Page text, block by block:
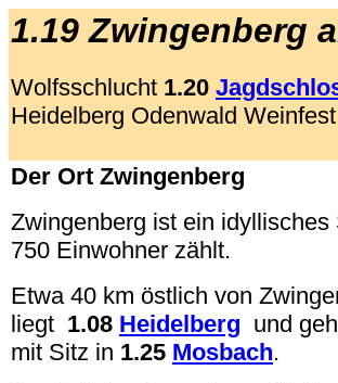
1.19 Zwingenberg
Wolfsschlucht 1.20
Heidelberg Odenwald
Der Ort Zwingenberg
Zwingenberg ist ein
750 Einwohner zählt.
Etwa 40 km östlich von
liegt 1.08 Heidelberg und
mit Sitz in 1.25 Mosbach.